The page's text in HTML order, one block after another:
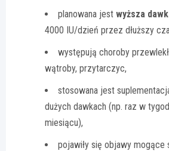
planowana jest wyższa
4000 IU/dzień przez dłuższy
występują choroby
wątroby, przytarczyc,
stosowana jest
dużych dawkach (np. raz w
miesiącu),
pojawiły się objawy mogące